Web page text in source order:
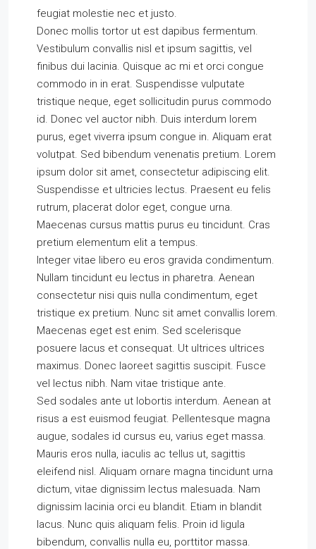
feugiat molestie nec et justo.
Donec mollis tortor ut est dapibus fermentum.
Vestibulum convallis nisl et ipsum sagittis, vel
finibus dui lacinia. Quisque ac mi et orci congue
commodo in in erat. Suspendisse vulputate
tristique neque, eget sollicitudin purus commodo
id. Donec vel auctor nibh. Duis interdum lorem
purus, eget viverra ipsum congue in. Aliquam erat
volutpat. Sed bibendum venenatis pretium. Lorem
ipsum dolor sit amet, consectetur adipiscing elit.
Suspendisse et ultricies lectus. Praesent eu felis
rutrum, placerat dolor eget, congue urna.
Maecenas cursus mattis purus eu tincidunt. Cras
pretium elementum elit a tempus.
Integer vitae libero eu eros gravida condimentum.
Nullam tincidunt eu lectus in pharetra. Aenean
consectetur nisi quis nulla condimentum, eget
tristique ex pretium. Nunc sit amet convallis lorem.
Maecenas eget est enim. Sed scelerisque
posuere lacus et consequat. Ut ultrices ultrices
maximus. Donec laoreet sagittis suscipit. Fusce
vel lectus nibh. Nam vitae tristique ante.
Sed sodales ante ut lobortis interdum. Aenean at
risus a est euismod feugiat. Pellentesque magna
augue, sodales id cursus eu, varius eget massa.
Mauris eros nulla, iaculis ac tellus ut, sagittis
eleifend nisl. Aliquam ornare magna tincidunt urna
dictum, vitae dignissim lectus malesuada. Nam
dignissim lacinia orci eu blandit. Etiam in blandit
lacus. Nunc quis aliquam felis. Proin id ligula
bibendum, convallis nulla eu, porttitor massa.